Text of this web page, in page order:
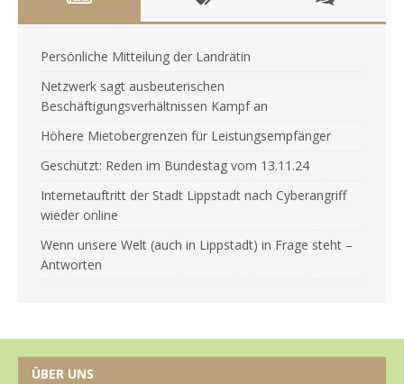
Persönliche Mitteilung der Landrätin
Netzwerk sagt ausbeuterischen
Beschäftigungsverhältnissen Kampf an
Höhere Mietobergrenzen für Leistungsempfänger
Geschützt: Reden im Bundestag vom 13.11.24
Internetauftritt der Stadt Lippstadt nach Cyberangriff
wieder online
Wenn unsere Welt (auch in Lippstadt) in Frage steht –
Antworten
ÜBER UNS